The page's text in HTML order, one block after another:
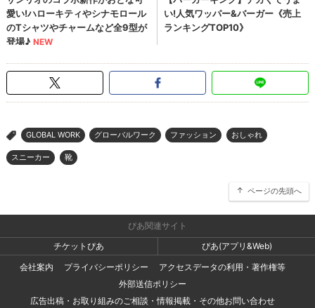
> GLOBAL WORK グローバルワーク ファッション おしゃれ
スニーカー 靴
ページの先頭へ
ぴあ関連サイト
チケットぴあ
ぴあ(アプリ&Web)
会社案内
プライバシーポリシー
アクセスデータの利用・著作権等
外部送信ポリシー
広告出稿・お取り組みのご相談・情報掲載・その他お問い合わせ